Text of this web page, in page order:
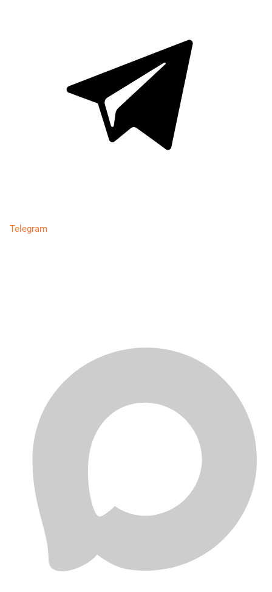
Telegram